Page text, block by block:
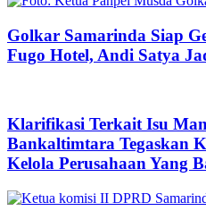
Golkar Samarinda Siap
Fugo Hotel, Andi Satya
Klarifikasi Terkait Isu
Bankaltimtara Tegaskan
Kelola Perusahaan Yang